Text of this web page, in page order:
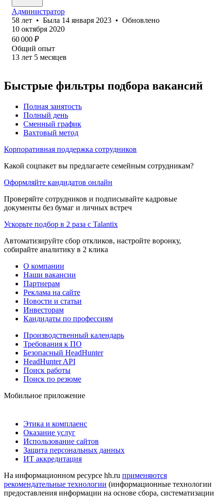
Администратор
58 лет • Была 14 января 2023 • Обновлено
10 октября 2020
60 000 ₽
Общий опыт
13 лет 5 месяцев
Быстрые фильтры подбора вакансий
Полная занятость
Полный день
Сменный график
Вахтовый метод
Корпоративная поддержка сотрудников
Какой соцпакет вы предлагаете семейным сотрудникам?
Оформляйте кандидатов онлайн
Проверяйте сотрудников и подписывайте кадровые
документы без бумаг и личных встреч
Ускорьте подбор в 2 раза с Talantix
Автоматизируйте сбор откликов, настройте воронку,
собирайте аналитику в 2 клика
О компании
Наши вакансии
Партнерам
Реклама на сайте
Новости и статьи
Инвесторам
Кандидаты по профессиям
Производственный календарь
Требования к ПО
Безопасный HeadHunter
HeadHunter API
Поиск работы
Поиск по резюме
Мобильное приложение
Этика и комплаенс
Оказание услуг
Использование сайтов
Защита персональных данных
ИТ аккредитация
На информационном ресурсе hh.ru применяются
рекомендательные технологии (информационные технологии
предоставления информации на основе сбора, систематизации